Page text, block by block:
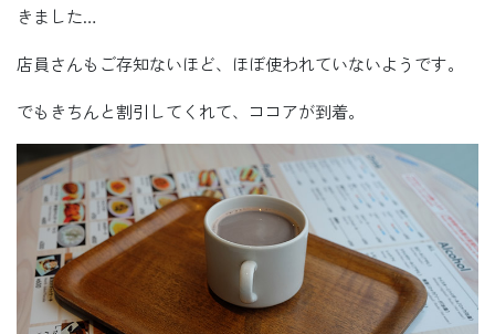
きました…
店員さんもご存知ないほど、ほぼ使われていないようです。
でもきちんと割引してくれて、ココアが到着。